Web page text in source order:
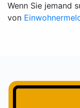
Wenn Sie jemand
von